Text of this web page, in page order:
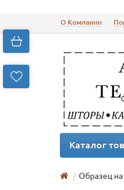
О Компании
Каталог
Образец